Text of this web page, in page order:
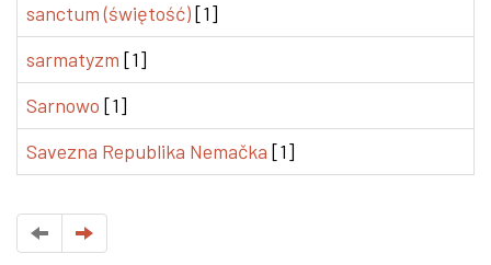
sanctum (świętość)[1]
sarmatyzm [1]
Sarnowo [1]
Savezna Republika Nemačka [1]